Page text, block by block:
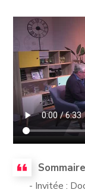
Sommaire
- Invitée :